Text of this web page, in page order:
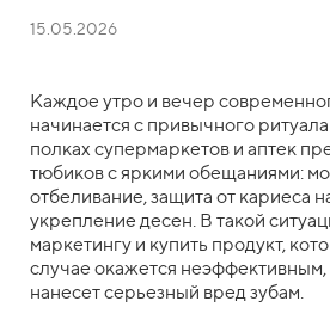
15.05.2026
Каждое утро и вечер
начинается с привычного
полках супермаркетов и аптек
тюбиков с яркими обещаниями:
отбеливание, защита от кариеса
укрепление десен. В такой
маркетингу и купить продукт,
случае окажется
нанесет серьезный вред зубам.